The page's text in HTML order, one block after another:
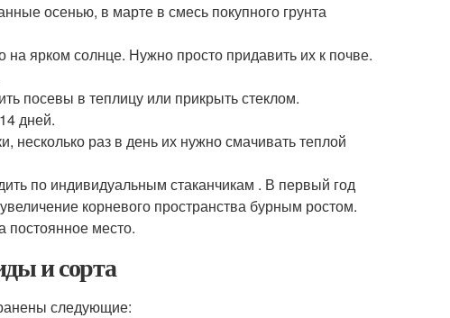
осенью, в марте в смесь покупного грунта
на ярком солнце. Нужно просто придавить их к почве.
посевы в теплицу или прикрыть стеклом.
дней.
несколько раз в день их нужно смачивать теплой
по индивидуальным стаканчикам . В первый год
корневого пространства бурным ростом.
место.
и сорта
следующие: